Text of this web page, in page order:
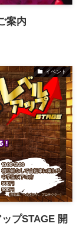
案内
イベント
プSTAGE 開